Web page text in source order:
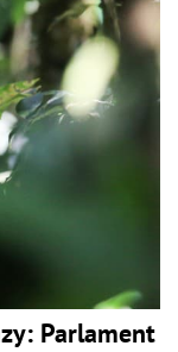
Parlament